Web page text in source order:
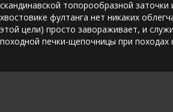
скандинавской топорообразной заточки
хвостовике фултанга нет никаких
этой цели) просто завораживает, и
походной печки-щепочницы при походах